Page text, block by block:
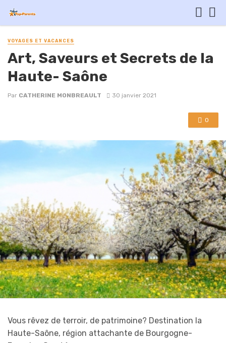
VOYAGES ET VACANCES
Art, Saveurs et Secrets de la
Haute- Saône
Par CATHERINE MONBREAULT 30 janvier 2021
0
Vous rêvez de terroir, de patrimoine? Destination la
Haute-Saône, région attachante de Bourgogne-